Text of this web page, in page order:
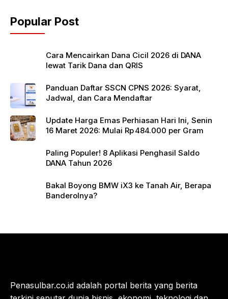
o
o
p
p
Popular Post
Cara Mencairkan Dana Cicil 2026 di DANA
lewat Tarik Dana dan QRIS
Panduan Daftar SSCN CPNS 2026: Syarat,
Jadwal, dan Cara Mendaftar
Update Harga Emas Perhiasan Hari Ini, Senin
16 Maret 2026: Mulai Rp 484.000 per Gram
Paling Populer! 8 Aplikasi Penghasil Saldo
DANA Tahun 2026
Bakal Boyong BMW iX3 ke Tanah Air, Berapa
Banderolnya?
Penasulbar.co.id adalah portal berita yang berita